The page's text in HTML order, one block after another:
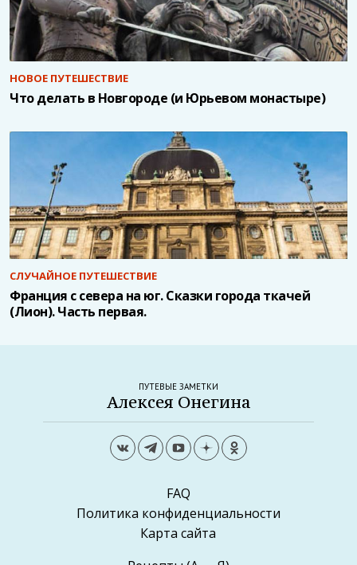
НОВОЕ ПУТЕШЕСТВИЕ
Что делать в Новгороде (и Юрьевом монастыре)
СЛУЧАЙНОЕ ПУТЕШЕСТВИЕ
Франция с севера на юг. Сказки города ткачей
(Лион). Часть первая.
ПУТЕВЫЕ ЗАМЕТКИ
Алексея Онегина
FAQ
Политика конфиденциальности
Карта сайта